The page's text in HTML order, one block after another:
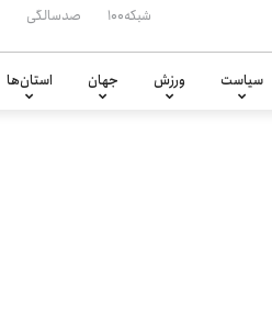
شبکه۱۰۰ صدسالگی
سیاست ورزش جهان استان‌ها